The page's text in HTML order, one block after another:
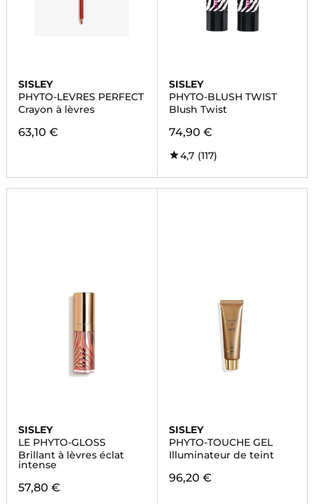
SISLEY
PHYTO-LEVRES PERFECT
Crayon à lèvres
63,10 €
SISLEY
PHYTO-BLUSH TWIST
Blush Twist
74,90 €
4,7 (117)
SISLEY
LE PHYTO-GLOSS
Brillant à lèvres éclat
intense
57,80 €
SISLEY
PHYTO-TOUCHE GEL
Illuminateur de teint
96,20 €